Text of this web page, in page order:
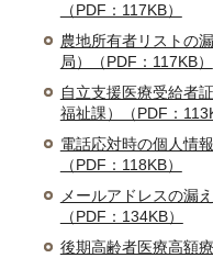
（PDF：117KB）
農地所有者リストの
局）（PDF：117KB）
自立支援医療受給者
福祉課）（PDF：
電話応対時の個人情
（PDF：118KB）
メールアドレスの漏
（PDF：134KB）
後期高齢者医療高額